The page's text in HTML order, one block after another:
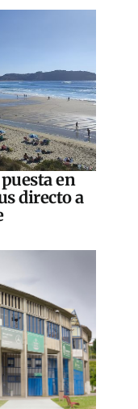
en
directo a